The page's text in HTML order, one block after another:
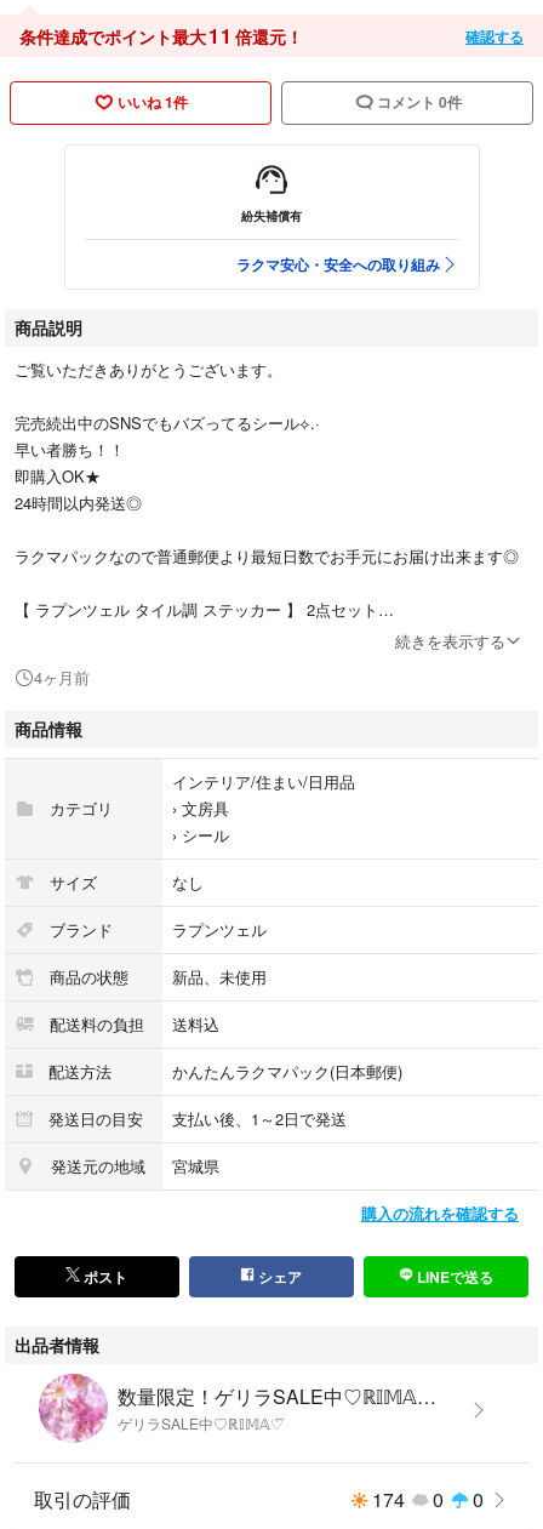
条件達成でポイント最大11 倍還元！ 確認する
いいね 1件 コメント 0件
紛失補償有
ラクマ安心・安全への取り組み
商品説明
ご覧いただきありがとうございます。
完売続出中のSNSでもバズってるシール⟡.·
早い者勝ち！！
即購入OK★
24時間以内発送◎
ラクマパックなので普通郵便より最短日数でお手元にお届け出来ます◎
【 ラプンツェル タイル調 ステッカー 】 2点セット
完売続出している品薄状態になっているシール♡
とても可愛いシールです⟡.·
アレンジしてオリジナルシールを作ったり、
コレクション、シール交換用、デコ用、遊び用、おでかけ、お手紙に貼っ
たり、ノートや手帳をデコったり、お子様やお友達同士のちょっとしたプ
レゼント用などに⟡.·
防水対策し、簡易包装で発送させていただきます。
※画像について
出来る限り実物と同じ色味になるよう撮影には気をつけておりますが光の
加減、お使いの端末により見え方が実物と多少異なってしまう事もありま
す。ご理解願います。
※他アプリ等でも出品しているので、売切れ次第削除しております
お早めのご検討をよろしくお願いいたしますm（__）m
他にも色々出品してます。
#ディズニー #ディズニープリンセス
#アリエル #ベル #白雪姫 #シンデレラ
#ラプンツェル #ジャスミン #オーロラ姫
#ミッキー #ミニー #ミニーちゃん
#ミッキーマウス #ミニーマウス
続きを表示する
4ヶ月前
商品情報
カテゴリ
インテリア/住まい/日用品
› 文房具
› シール
サイズ なし
ブランド ラプンツェル
商品の状態 新品、未使用
配送料の負担 送料込
配送方法 かんたんラクマパック(日本郵便)
発送日の目安 支払い後、1～2日で発送
発送元の地域 宮城県
購入の流れを確認する
ポスト シェア LINEで送る
出品者情報
数量限定！ゲリラSALE中♡ℝ𝕀𝕄𝔸♡⃛'s shop
ゲリラSALE中♡ℝ𝕀𝕄𝔸♡⃛
取引の評価 174 0 0